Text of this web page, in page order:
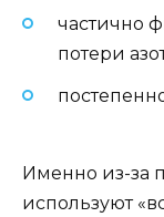
частично
потери
Именно из-за
используют